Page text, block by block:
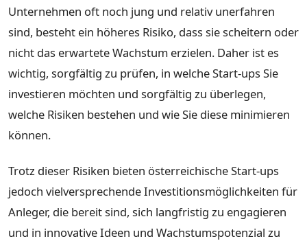
Unternehmen oft noch jung und relativ unerfahren
sind, besteht ein höheres Risiko, dass sie scheitern oder
nicht das erwartete Wachstum erzielen. Daher ist es
wichtig, sorgfältig zu prüfen, in welche Start-ups Sie
investieren möchten und sorgfältig zu überlegen,
welche Risiken bestehen und wie Sie diese minimieren
können.
Trotz dieser Risiken bieten österreichische Start-ups
jedoch vielversprechende Investitionsmöglichkeiten für
Anleger, die bereit sind, sich langfristig zu engagieren
und in innovative Ideen und Wachstumspotenzial zu